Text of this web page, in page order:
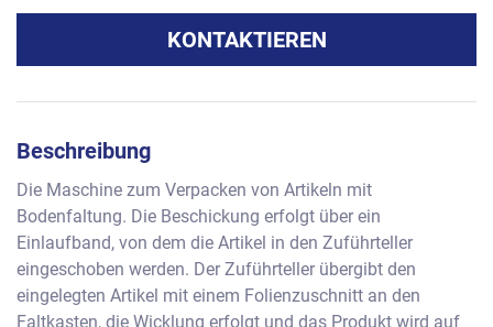
KONTAKTIEREN
Beschreibung
Die Maschine zum Verpacken von Artikeln mit
Bodenfaltung. Die Beschickung erfolgt über ein
Einlaufband, von dem die Artikel in den Zuführteller
eingeschoben werden. Der Zuführteller übergibt den
eingelegten Artikel mit einem Folienzuschnitt an den
Faltkasten, die Wicklung erfolgt und das Produkt wird auf